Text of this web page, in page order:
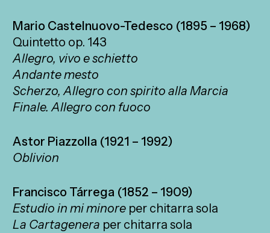
Mario Castelnuovo-Tedesco (1895 – 1968)
Quintetto op. 143
Allegro, vivo e schietto
Andante mesto
Scherzo, Allegro con spirito alla Marcia
Finale. Allegro con fuoco
Astor Piazzolla (1921 – 1992)
Oblivion
Francisco Tárrega (1852 – 1909)
Estudio in mi minore per chitarra sola
La Cartagenera per chitarra sola